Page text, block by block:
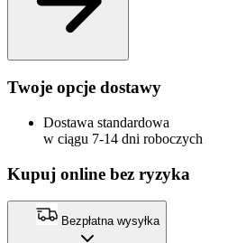
Twoje opcje dostawy
Dostawa standardowa
w ciągu 7-14 dni roboczych
Kupuj online bez ryzyka
Bezpłatna wysyłka